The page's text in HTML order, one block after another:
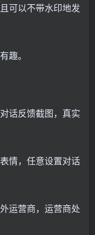
可以不带水印地发
趣。
话反馈截图，真实
情，任意设置对话
运营商，运营商处